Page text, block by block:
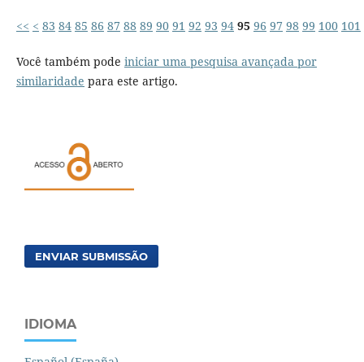
<< < 83 84 85 86 87 88 89 90 91 92 93 94 95 96 97 98 99 100 101
Você também pode iniciar uma pesquisa avançada por
similaridade para este artigo.
ENVIAR SUBMISSÃO
IDIOMA